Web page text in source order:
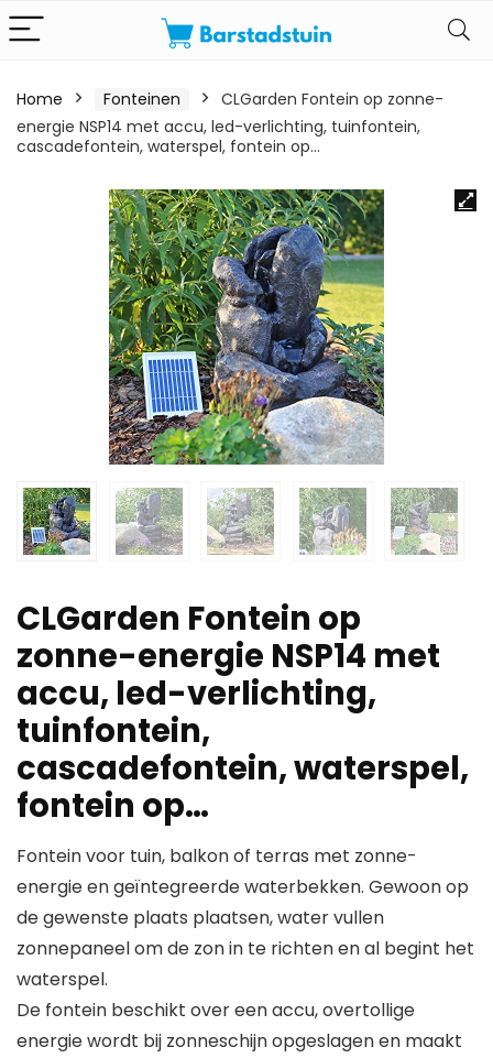
Home Fonteinen
CLGarden Fontein op zonne-
energie NSP14 met accu, led-verlichting, tuinfontein,
cascadefontein, waterspel, fontein op…
CLGarden Fontein op
zonne-energie NSP14 met
accu, led-verlichting,
tuinfontein,
cascadefontein, waterspel,
fontein op…
Fontein voor tuin, balkon of terras met zonne-
energie en geïntegreerde waterbekken. Gewoon op
de gewenste plaats plaatsen, water vullen
zonnepaneel om de zon in te richten en al begint het
waterspel.
De fontein beschikt over een accu, overtollige
energie wordt bij zonneschijn opgeslagen en maakt